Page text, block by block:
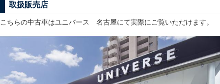
取扱販売店
こちらの中古車はユニバース 名古屋にて実際にご覧いただけます。